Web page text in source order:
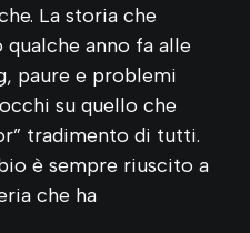
La storia che
anno fa alle
paure e problemi
su quello che
tradimento di tutti.
è sempre riuscito a
che ha